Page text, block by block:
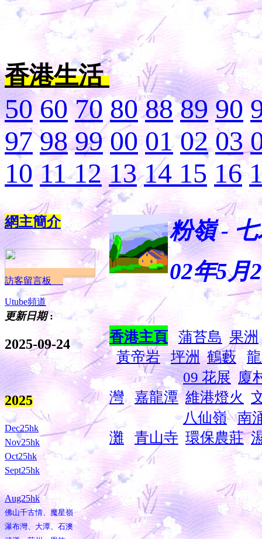
香港生活
50 60 70 80 88 89 90
97 98 99 00 01 02 03
10 1112 13 14 15 16
網主簡介
訪客留言板
Utube頻道
更新日期:
2025-09-24
2025
Dec25hk
Nov25hk
Oct25hk
Sept25hk
Aug25hk
佛山千古情、魔星嶺
瀑布灣、大潭、石澳
粉嶺 -
02年5月
香港主頁 蒲苔島 果洲
黃帝岩
坪洲 鶴藪
09 花展 廈
灣
嘉龍潭 維港燈火
八仙嶺
南
灘
青山寺 環保農莊